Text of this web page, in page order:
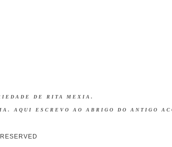
DE RITA MEXIA.
AQUI ESCREVO AO ABRIGO DO ANTIGO